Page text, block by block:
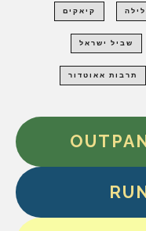
קיאקים
שביל ישראל
תרבות אאוטדור